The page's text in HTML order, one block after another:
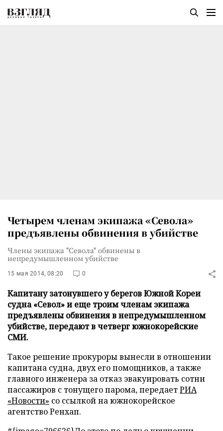
Четырем членам экипажа «Севола»
предъявлены обвинения в убийстве
Члены экипажа "Севола" обвинены в
непредумышленном убийстве
15 мая 2014, 08:20 0
Капитану затонувшего у берегов Южной Кореи
судна «Севол» и еще троим членам экипажа
предъявлены обвинения в непредумышленном
убийстве, передают в четверг южнокорейские
СМИ.
Такое решение прокуроры вынесли в отношении
капитана судна, двух его помощников, а также
главного инженера за отказ эвакуировать сотни
пассажиров с тонущего парома, передаетРИА
«Новости» со ссылкой на южнокорейское
агентство Ренхап.